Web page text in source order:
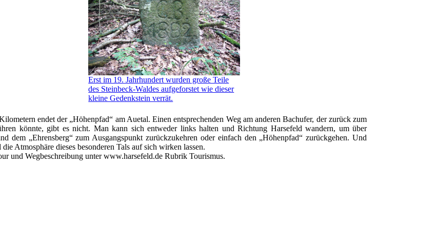
Erst im 19. Jahrhundert wurden große Teile
des Steinbeck-Waldes aufgeforstet wie dieser
kleine Gedenkstein verrät.
endet der „Höhenpfad“ am Auetal. Einen entsprechenden Weg am anderen Bachufer, der zurück zum
könnte, gibt es nicht. Man kann sich entweder links halten und Richtung Harsefeld wandern, um über
dem „Ehrensberg“ zum Ausgangspunkt zurückzukehren oder einfach den „Höhenpfad“ zurückgehen. Und
Atmosphäre dieses besonderen Tals auf sich wirken lassen.
und Wegbeschreibung unter www.harsefeld.de Rubrik Tourismus.